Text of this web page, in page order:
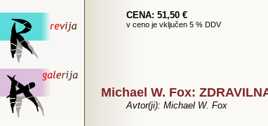
CENA: 51,50 €
v ceno je vključen 5 % DDV
Michael W. Fox:
Avtor(ji): Michael W. Fox